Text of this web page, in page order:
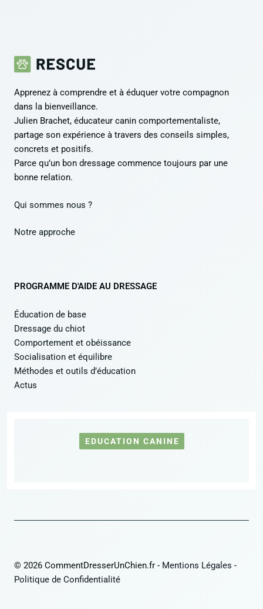
Apprenez à comprendre et à éduquer votre compagnon
dans la bienveillance.
Julien Brachet, éducateur canin comportementaliste,
partage son expérience à travers des conseils simples,
concrets et positifs.
Parce qu’un bon dressage commence toujours par une
bonne relation.
Qui sommes nous ?
Notre approche
PROGRAMME D'AIDE AU DRESSAGE
Éducation de base
Dressage du chiot
Comportement et obéissance
Socialisation et équilibre
Méthodes et outils d’éducation
Actus
EDUCATION CANINE
© 2026 CommentDresserUnChien.fr - Mentions Légales -
Politique de Confidentialité